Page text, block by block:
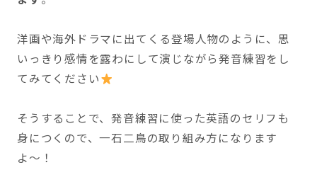
洋画や海外ドラマに出てくる登場人物のように、思
いっきり感情を露わにして演じながら発音練習をし
てみてください
そうすることで、発音練習に使った英語のセリフも
身につくので、一石二鳥の取り組み方になります
よ〜！